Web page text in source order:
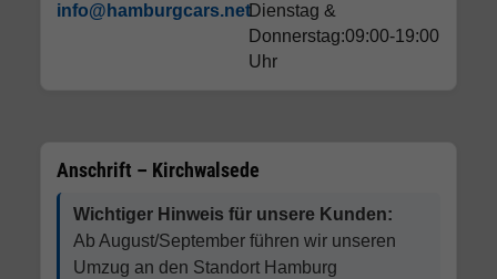
info@hamburgcars.netDienstag &
Donnerstag:09:00-19:00
Uhr
Anschrift – Kirchwalsede
Wichtiger Hinweis für unsere Kunden:
Ab August/September führen wir unseren
Umzug an den Standort Hamburg